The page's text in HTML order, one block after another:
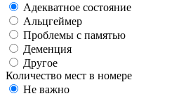
Адекватное состояние
Альцгеймер
Проблемы с памятью
Деменция
Другое
Количество мест в номере
Не важно